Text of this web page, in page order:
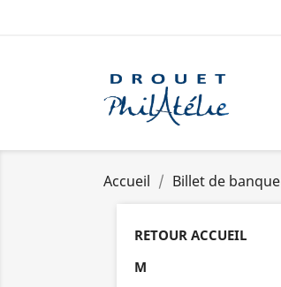
Accueil Billet de banque
RETOUR ACCUEIL
M